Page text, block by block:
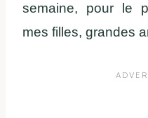
semaine, pour le
mes filles, grandes